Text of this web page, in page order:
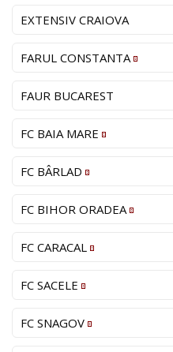
EXTENSIV CRAIOVA
FARUL CONSTANTA
FAUR BUCAREST
FC BAIA MARE
FC BÂRLAD
FC BIHOR ORADEA
FC CARACAL
FC SACELE
FC SNAGOV